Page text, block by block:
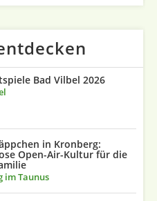
Bad Vilbel 2026
in Kronberg:
Open-Air-Kultur für die
im Taunus